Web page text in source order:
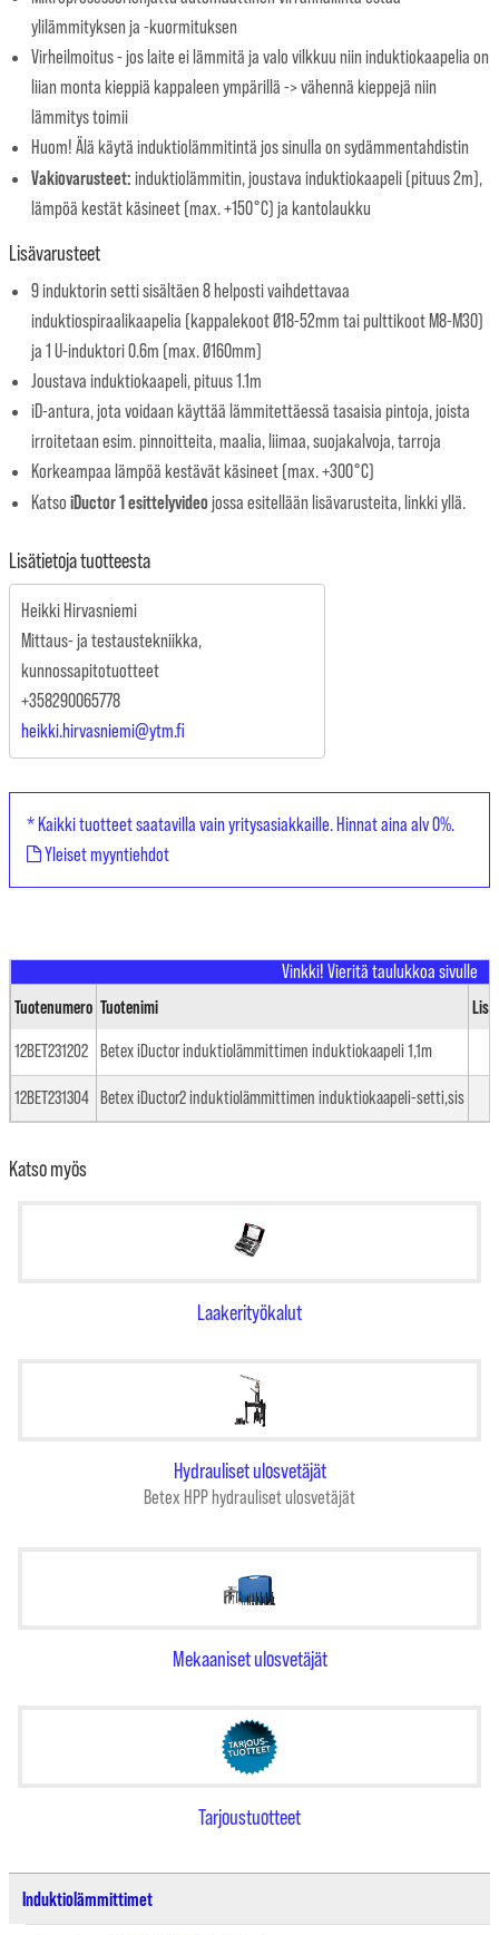
ylilämmityksen ja -kuormituksen
Virheilmoitus - jos laite ei lämmitä ja valo vilkkuu niin induktiokaapelia on
liian monta kieppiä kappaleen ympärillä -> vähennä kieppejä niin
lämmitys toimii
Huom! Älä käytä induktiolämmitintä jos sinulla on sydämmentahdistin
Vakiovarusteet: induktiolämmitin, joustava induktiokaapeli (pituus 2m),
lämpöä kestät käsineet (max. +150°C) ja kantolaukku
Lisävarusteet
9 induktorin setti sisältäen 8 helposti vaihdettavaa
induktiospiraalikaapelia (kappalekoot Ø18-52mm tai pulttikoot M8-M30)
ja 1 U-induktori 0.6m (max. Ø160mm)
Joustava induktiokaapeli, pituus 1.1m
iD-antura, jota voidaan käyttää lämmitettäessä tasaisia pintoja, joista
irroitetaan esim. pinnoitteita, maalia, liimaa, suojakalvoja, tarroja
Korkeampaa lämpöä kestävät käsineet (max. +300°C)
Katso iDuctor 1esittelyvideojossa esitellään lisävarusteita, linkki yllä.
Lisätietoja tuotteesta
Heikki Hirvasniemi
Mittaus- ja testaustekniikka,
kunnossapitotuotteet
+358290065778
heikki.hirvasniemi@ytm.fi
* Kaikki tuotteet saatavilla vain yritysasiakkaille. Hinnat aina alv 0%.
Yleiset myyntiehdot
Tuotenumero Tuotenimi
12BET231202 Betex iDuctor induktiolämmittimen induktiokaapeli 1,1m
12BET231304 Betex iDuctor2 induktiolämmittimen induktiokaapeli-setti,sis
Katso myös
Laakerityökalut
Hydrauliset ulosvetäjät
Betex HPP hydrauliset ulosvetäjät
Mekaaniset ulosvetäjät
Tarjoustuotteet
Induktiolämmittimet